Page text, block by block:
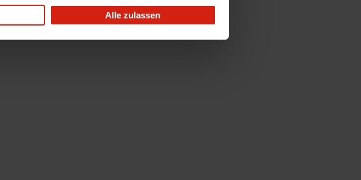
Alle zulassen